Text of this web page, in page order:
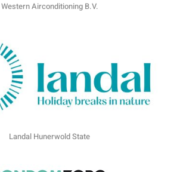
Western Airconditioning B.V.
Landal Hunerwold State